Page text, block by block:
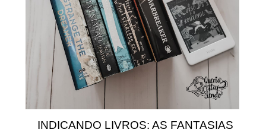
INDICANDO LIVROS: AS FANTASIAS